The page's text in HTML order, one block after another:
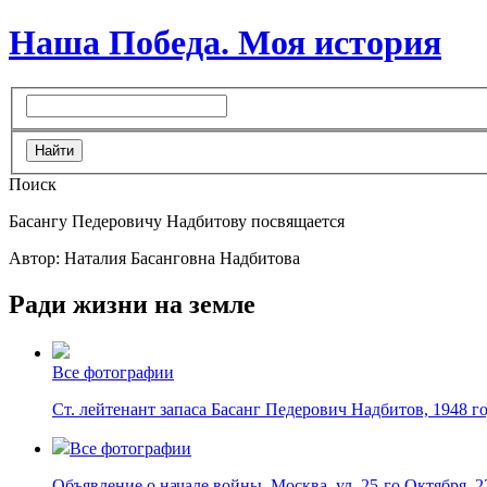
Наша Победа. Моя история
Поиск
Басангу Педеровичу Надбитову посвящается
Автор: Наталия Басанговна Надбитова
Ради жизни на земле
Все фотографии
Ст. лейтенант запаса Басанг Педерович Надбитов, 1948
Все фотографии